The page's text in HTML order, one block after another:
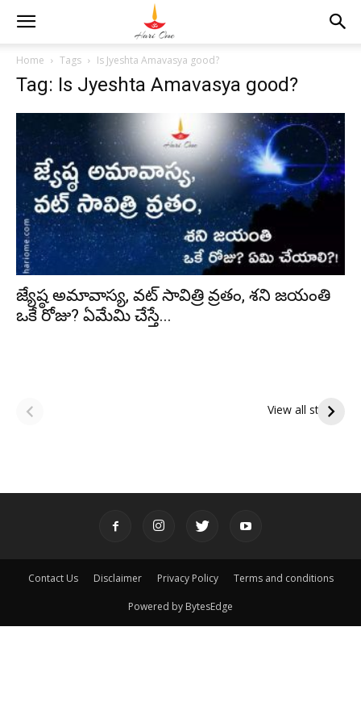
Home Tags Is Jyeshta Amavasya good?
Tag: Is Jyeshta Amavasya good?
జ్యేష్ఠ అమావాస్య, వట్ సావిత్రి వ్రతం, శని జయంతి
ఒకే రోజు? ఏమేమి చేస్తే...
View all stories
పితృదేవతల ఆశీర్వాదం
ఇంద్రకీలాద్రి గిరి ప్రదక్షిణ
Contact Us Disclaimer Privacy Policy Terms and conditions
Powered by BytesEdge